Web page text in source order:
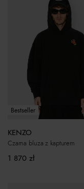
Bestseller
KENZO
Czarna bluza z kapturem
1 870 zł